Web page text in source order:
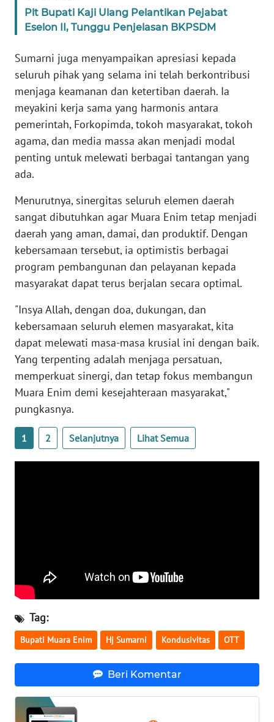
Plt Bupati Kaji Ulang Pelantikan Pejabat
Eselon II, Tunggu Penjelasan BKPSDM
Sumarni juga menyampaikan apresiasi kepada
seluruh pihak yang selama ini telah berkontribusi
menjaga keamanan dan ketertiban daerah. Ia
meyakini kerja sama yang harmonis antara
pemerintah, Forkopimda, tokoh masyarakat, tokoh
agama, dan media massa akan menjadi modal
penting untuk melewati berbagai tantangan yang
ada.
Menurutnya, sinergitas seluruh elemen daerah
sangat dibutuhkan agar Muara Enim tetap menjadi
daerah yang aman, damai, dan produktif. Dengan
kebersamaan tersebut, ia optimistis berbagai
program pembangunan dan pelayanan kepada
masyarakat dapat terus berjalan secara optimal.
"Insya Allah, dengan doa, dukungan, dan
kebersamaan seluruh elemen masyarakat, kita
dapat melewati masa-masa krusial ini dengan baik.
Yang terpenting adalah menjaga persatuan,
memperkuat sinergi, dan tetap fokus membangun
Muara Enim demi kesejahteraan masyarakat,"
pungkasnya.
1 2 Selanjutnya Lihat Semua
Tag:
Bupati Muara Enim Hj Sumarni Kondusivitas OTT
Beri Komentar
WN
SULTRA
WN
NTB
WN
SULTENG
WN
SULBAR
WN
BABEL
WN
WN
SUMSEL
WN
BENGKULU
WN
LAMPUNG
WN
JATENG
JATIM
WN
BALI
KALTENG